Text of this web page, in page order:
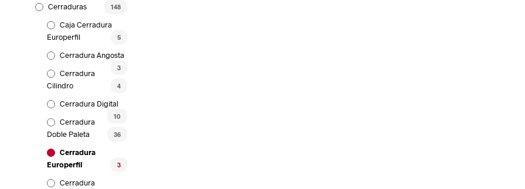
Cerraduras 148
Caja Cerradura
Europerfil
5
Cerradura Angosta
3
Cerradura
Cilindro
4
Cerradura Digital
10
Cerradura
Doble Paleta
36
Cerradura
Europerfil
3
Cerradura